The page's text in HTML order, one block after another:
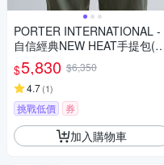
PORTER INTERNATIONAL -
自信經典NEW HEAT手提包
- 黑
$5,830 $6,350
4.7(1)
挑戰低價 券
加入購物車